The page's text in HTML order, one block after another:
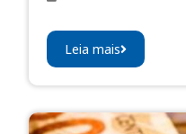
Leia mais